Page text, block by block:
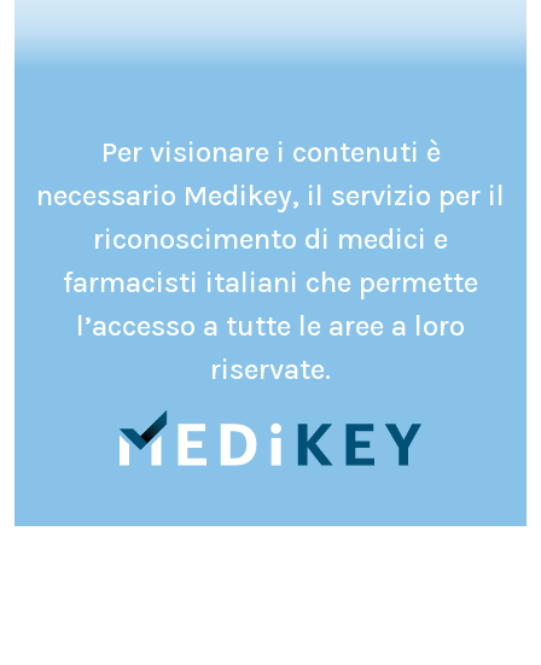
Per visionare i contenuti è
necessario Medikey, il servizio per il
riconoscimento di medici e
farmacisti italiani che permette
l’accesso a tutte le aree a loro
riservate.